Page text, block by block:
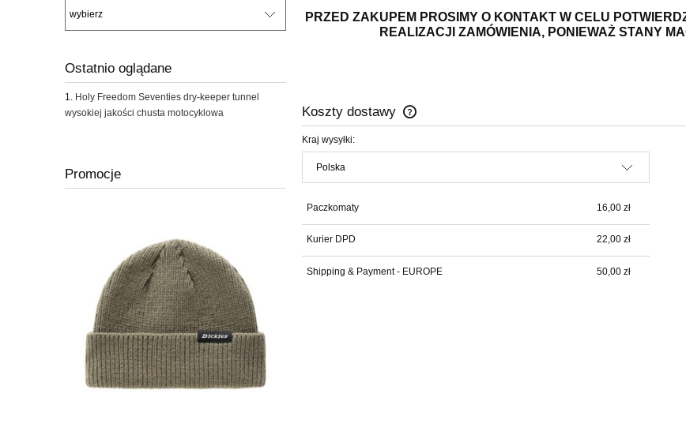
Ostatnio oglądane
Holy Freedom Seventies dry-keeper tunnel
wysokiej jakości chusta motocyklowa
Promocje
PRZED ZAKUPEM PROSIMY O KONTAKT W CELU
REALIZACJI ZAMÓWIENIA, PONIEWAŻ STANY
Koszty dostawy
Cena nie zawiera ewentualnych kosztów
Kraj wysyłki:
Paczkomaty 16,00 zł
Kurier DPD 22,00 zł
Shipping & Payment - EUROPE 50,00 zł